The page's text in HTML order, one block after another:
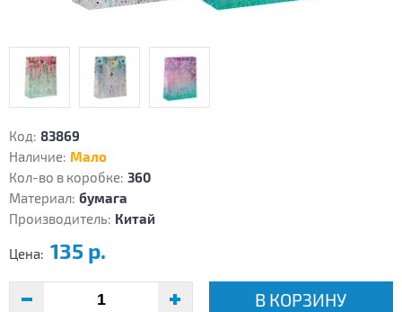
Код: 83869
Наличие: Мало
Кол-во в коробке: 360
Материал: бумага
Производитель: Китай
Цена: 135 р.
В КОРЗИНУ